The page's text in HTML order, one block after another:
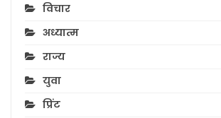
विचार
अध्यात्म
राज्य
युवा
प्रिंट